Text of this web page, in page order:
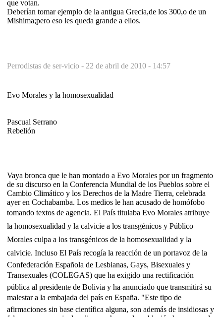
que votan.
Deberían tomar ejemplo de la antigua Grecia,de los 300,o de un
Mishima;pero eso les queda grande a ellos.
Perrodistas de ser-vicio - 22 de abril de 2010 - 14:57
Evo Morales y la homosexualidad
Pascual Serrano
Rebelión
Vaya bronca que le han montado a Evo Morales por un fragmento
de su discurso en la Conferencia Mundial de los Pueblos sobre el
Cambio Climático y los Derechos de la Madre Tierra, celebrada
ayer en Cochabamba. Los medios le han acusado de homófobo
tomando textos de agencia. El País titulaba Evo Morales atribuye
la homosexualidad y la calvicie a los transgénicos y Público
Morales culpa a los transgénicos de la homosexualidad y la
calvicie. Incluso El País recogía la reacción de un portavoz de la
Confederación Española de Lesbianas, Gays, Bisexuales y
Transexuales (COLEGAS) que ha exigido una rectificación
pública al presidente de Bolivia y ha anunciado que transmitirá su
malestar a la embajada del país en España. "Este tipo de
afirmaciones sin base científica alguna, son además de insidiosas y